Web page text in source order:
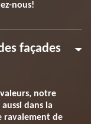
nous!
façades
notre
dans la
ravalement de